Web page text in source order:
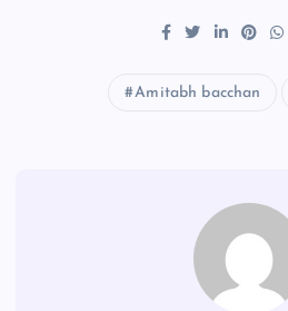
Amitabh bacchan